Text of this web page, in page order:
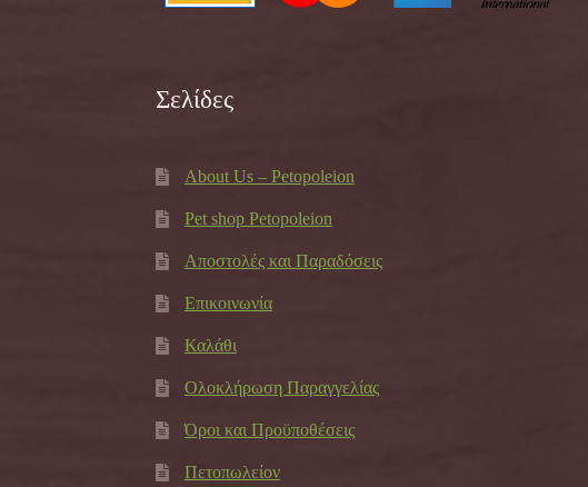
Σελίδες
About Us – Petopoleion
Pet shop Petopoleion
Αποστολές και Παραδόσεις
Επικοινωνία
Καλάθι
Ολοκλήρωση Παραγγελίας
Όροι και Προϋποθέσεις
Πετοπωλείον